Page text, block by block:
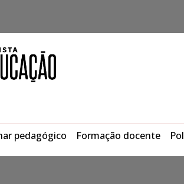
pedagógico Formação docente